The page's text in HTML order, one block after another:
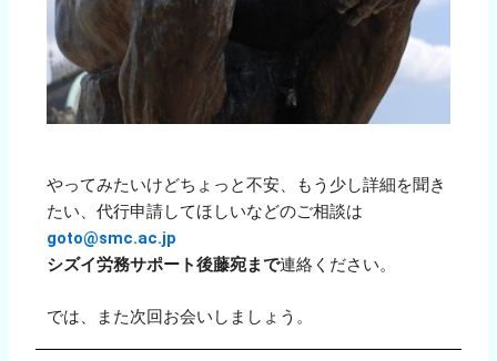
やってみたいけどちょっと不安、もう少し詳細を聞き
たい、代行申請してほしいなどのご相談は
goto@smc.ac.jp
シズイ労務サポート後藤宛まで連絡ください。
では、また次回お会いしましょう。